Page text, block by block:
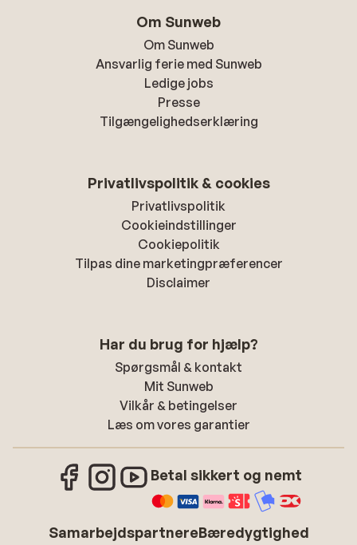
Om Sunweb
Om Sunweb
Ansvarlig ferie med Sunweb
Ledige jobs
Presse
Tilgængelighedserklæring
Privatlivspolitik & cookies
Privatlivspolitik
Cookieindstillinger
Cookiepolitik
Tilpas dine marketingpræferencer
Disclaimer
Har du brug for hjælp?
Spørgsmål & kontakt
Mit Sunweb
Vilkår & betingelser
Læs om vores garantier
Betal sikkert og nemt
SamarbejdspartnereBæredygtighed